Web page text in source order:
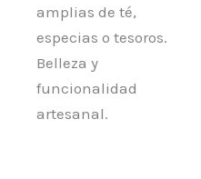
amplias de té,
especias o tesoros.
Belleza y
funcionalidad
artesanal.